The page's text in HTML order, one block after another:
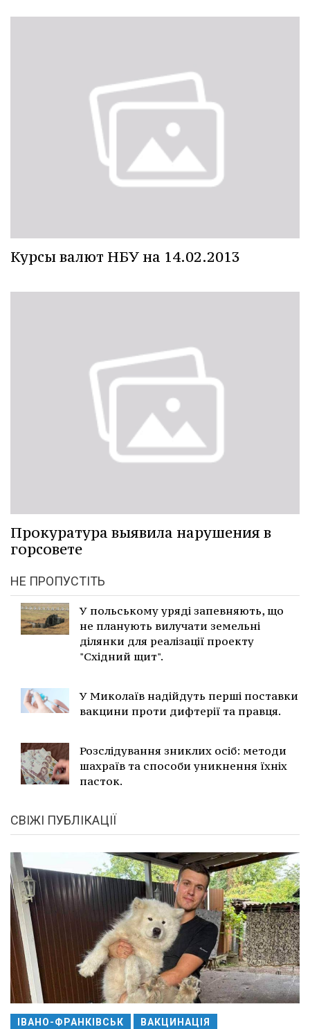
Курсы валют НБУ на 14.02.2013
Прокуратура выявила нарушения в
горсовете
НЕ ПРОПУСТІТЬ
У польському уряді запевняють, що
не планують вилучати земельні
ділянки для реалізації проекту
"Східний щит".
У Миколаїв надійдуть перші поставки
вакцини проти дифтерії та правця.
Розслідування зниклих осіб: методи
шахраїв та способи уникнення їхніх
пасток.
СВІЖІ ПУБЛІКАЦІЇ
ІВАНО-ФРАНКІВСЬК ВАКЦИНАЦІЯ